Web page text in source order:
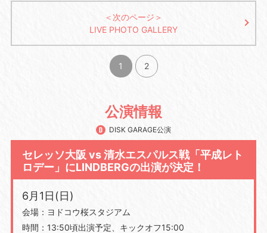
＜次のページ＞
LIVE PHOTO GALLERY
1 2
公演情報
DISK GARAGE公演
セレッソ大阪 vs 清水エスパルス戦「平成レト
ロデー」にLINDBERGの出演が決定！
6月1日(日)
会場：ヨドコウ桜スタジアム
時間：13:50頃出演予定、キックオフ15:00